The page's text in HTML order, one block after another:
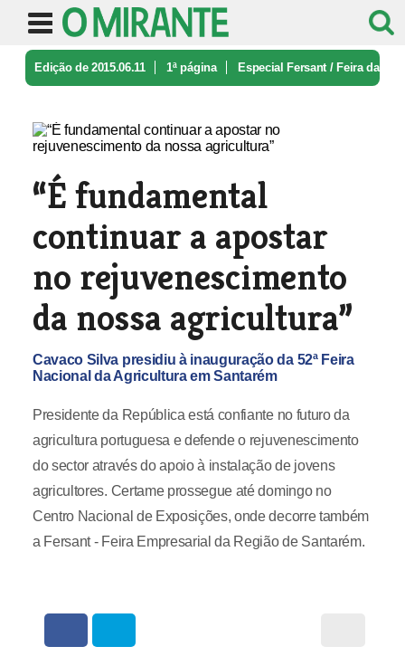
Edição de 2015.06.11 1ª página Especial Fersant / Feira da
“É fundamental
continuar a apostar
no rejuvenescimento
da nossa agricultura”
Cavaco Silva presidiu à inauguração da 52ª Feira
Nacional da Agricultura em Santarém
Presidente da República está confiante no futuro da
agricultura portuguesa e defende o rejuvenescimento
do sector através do apoio à instalação de jovens
agricultores. Certame prossegue até domingo no
Centro Nacional de Exposições, onde decorre também
a Fersant - Feira Empresarial da Região de Santarém.